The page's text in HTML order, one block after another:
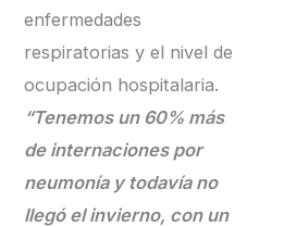
enfermedades
respiratorias y el nivel de
ocupación hospitalaria.
“Tenemos un 60% más
de internaciones por
neumonía y todavía no
llegó el invierno, con un